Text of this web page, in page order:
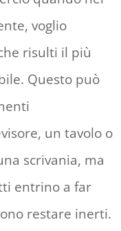
voglio
risulti il più
Questo può
un tavolo o
scrivania, ma
entrino a far
restare inerti.